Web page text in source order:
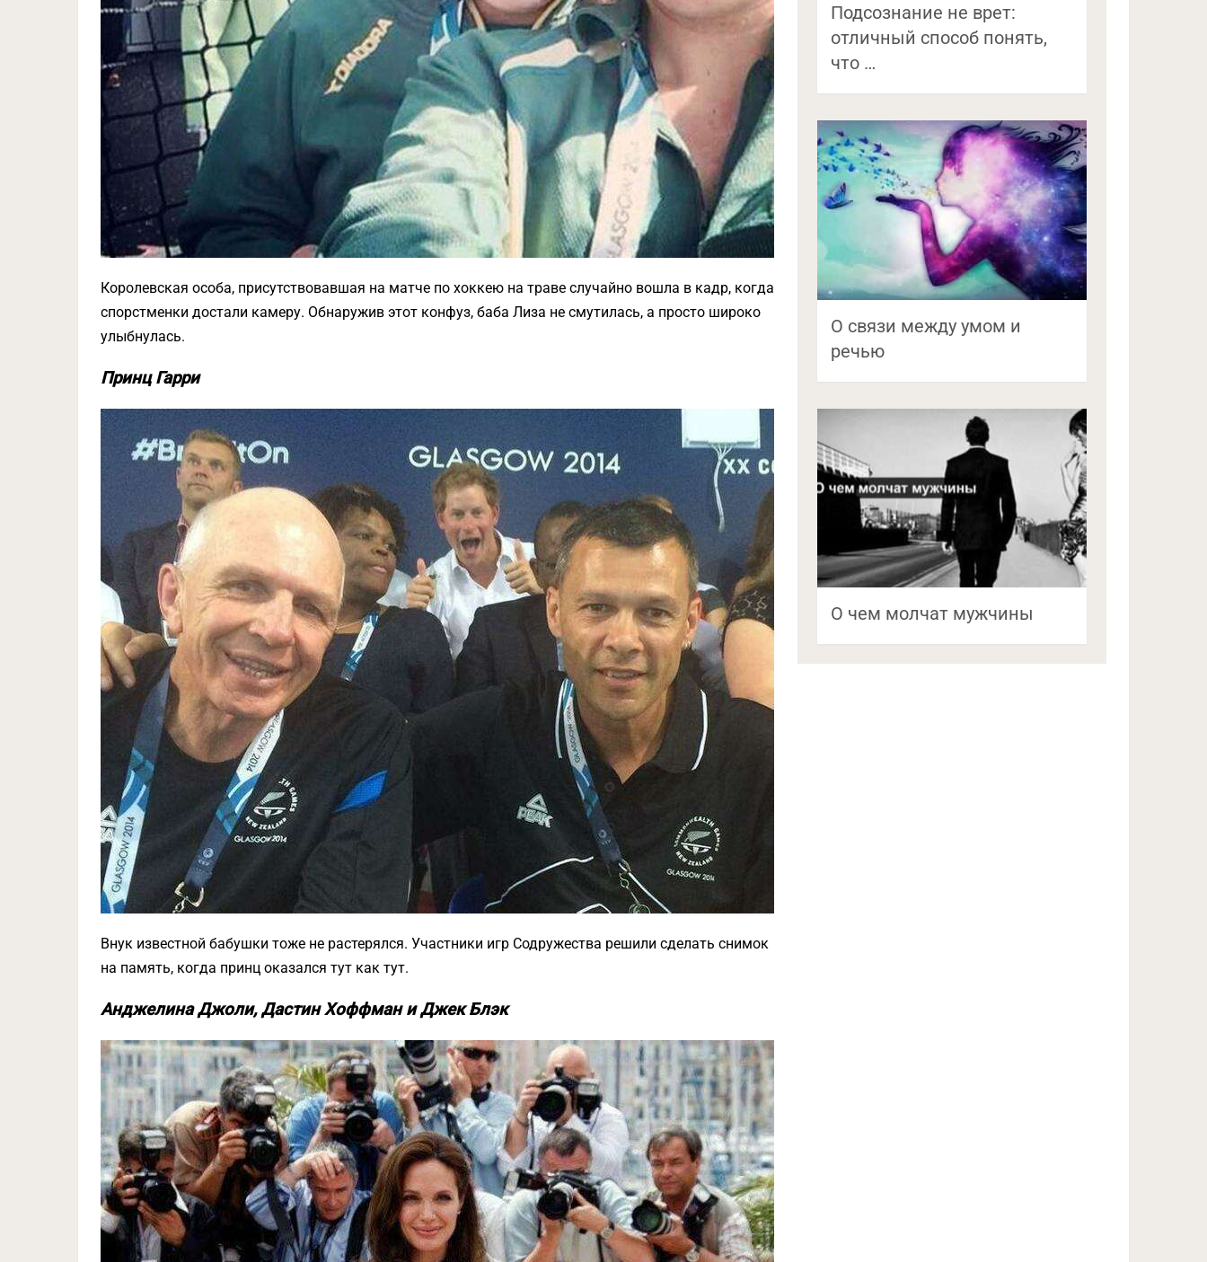
Королевская особа, присутствовавшая на матче по хоккею на траве случайно вошла в кадр, когда
спорстменки достали камеру. Обнаружив этот конфуз, баба Лиза не смутилась, а просто широко
улыбнулась.
Принц Гарри
Внук известной бабушки тоже не растерялся. Участники игр Содружества решили сделать снимок
на память, когда принц оказался тут как тут.
Анджелина Джоли, Дастин Хоффман и Джек Блэк
Подсознание не врет:
отличный способ понять,
что …
О связи между умом и
речью
О чем молчат мужчины